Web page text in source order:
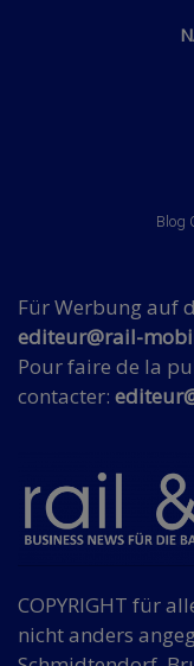
Blog
Für Werbung auf
editeur@rail-
Pour faire de la
contacter:
COPYRIGHT für
nicht anders